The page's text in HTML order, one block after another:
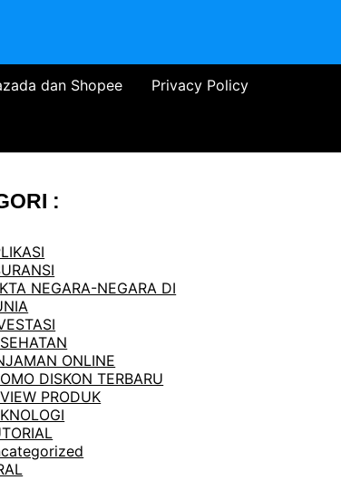
dan Shopee Privacy Policy
:
NEGARA-NEGARA DI
ONLINE
DISKON TERBARU
PRODUK